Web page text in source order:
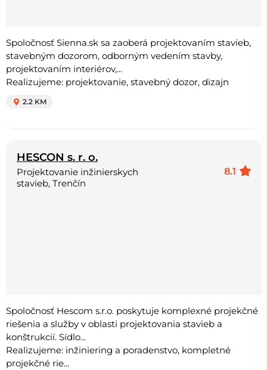
Spoločnosť Sienna.sk sa zaoberá projektovaním stavieb,
stavebným dozorom, odborným vedením stavby,
projektovaním interiérov,...
Realizujeme: projektovanie, stavebný dozor, dizajn
2.2 KM
HESCON s. r. o.
8.1
Projektovanie inžinierskych
stavieb, Trenčín
Spoločnosť Hescom s.r.o. poskytuje komplexné projekčné
riešenia a služby v oblasti projektovania stavieb a
konštrukcií. Sídlo...
Realizujeme: inžiniering a poradenstvo, kompletné
projekčné rie...